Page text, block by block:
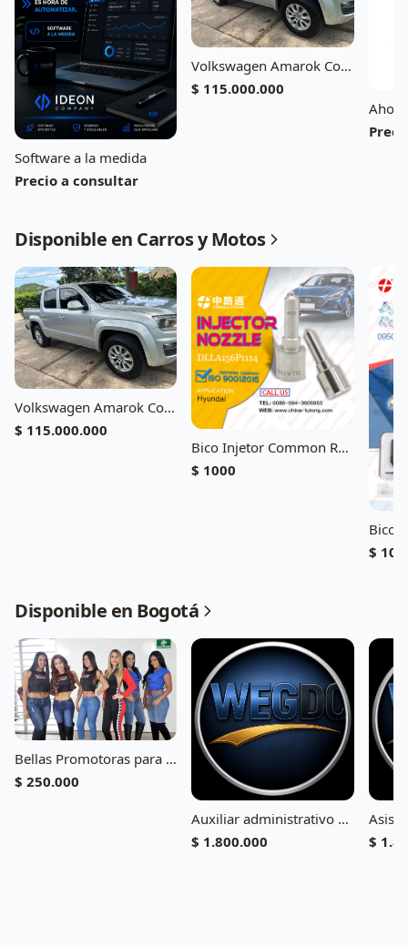
Software a la medida
Precio a consultar
Volkswagen Amarok Comfortline 4Motion 2019 118.000 km
$ 115.000.000
Disponible en Carros y Motos
Volkswagen Amarok Comfortline 4Motion 2019 118.000 km
$ 115.000.000
Bico Injetor Common Rail 093400-9850
$ 1000
$
Disponible en Bogotá
Bellas Promotoras para ferias y eventos
$ 250.000
Auxiliar administrativo medio tiempo sin experiencia
$ 1.800.000
$